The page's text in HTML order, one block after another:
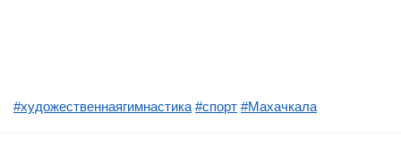
#художественнаягимнастика #спорт #Махачкала